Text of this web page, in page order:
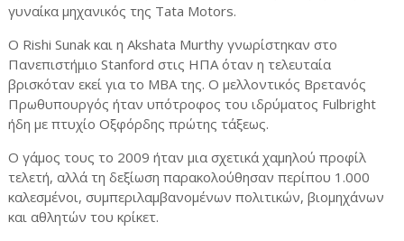
γυναίκα μηχανικός της Tata Motors.
Ο Rishi Sunak και η Akshata Murthy γνωρίστηκαν στο
Πανεπιστήμιο Stanford στις ΗΠΑ όταν η τελευταία
βρισκόταν εκεί για το MBA της. Ο μελλοντικός Βρετανός
Πρωθυπουργός ήταν υπότροφος του ιδρύματος Fulbright
ήδη με πτυχίο Οξφόρδης πρώτης τάξεως.
Ο γάμος τους το 2009 ήταν μια σχετικά χαμηλού προφίλ
τελετή, αλλά τη δεξίωση παρακολούθησαν περίπου 1.000
καλεσμένοι, συμπεριλαμβανομένων πολιτικών, βιομηχάνων
και αθλητών του κρίκετ.